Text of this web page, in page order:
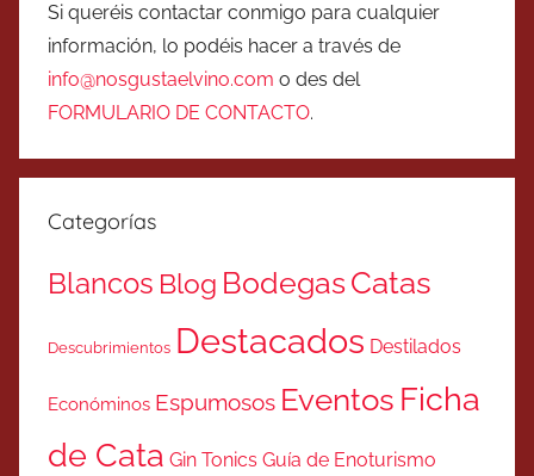
Si queréis contactar conmigo para cualquier
información, lo podéis hacer a través de
info@nosgustaelvino.com o des del
FORMULARIO DE CONTACTO.
Categorías
Blancos Blog BodegasCatas
Descubrimientos Destacados Destilados
Económinos Espumosos Eventos Ficha
de Cata Gin Tonics Guía de Enoturismo